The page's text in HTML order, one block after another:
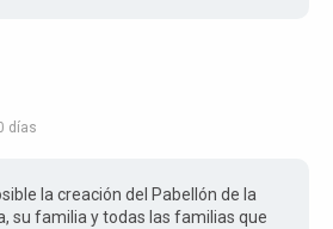
días
la creación del Pabellón de la
su familia y todas las familias que